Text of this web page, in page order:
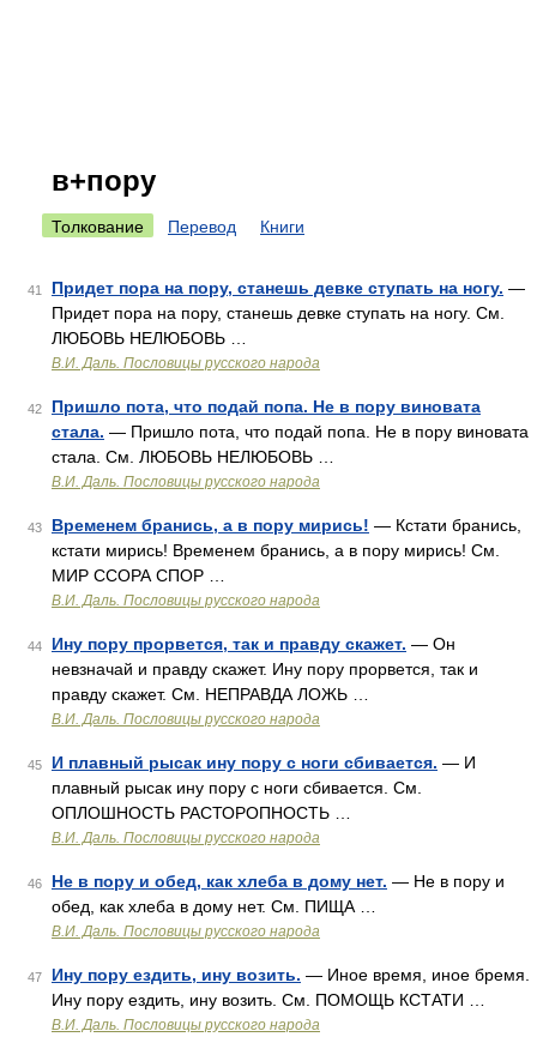
в+пору
Толкование Перевод Книги
41 Придет пора на пору, станешь девке ступать на ногу. —
Придет пора на пору, станешь девке ступать на ногу. См.
ЛЮБОВЬ НЕЛЮБОВЬ …
В.И. Даль. Пословицы русского народа
42
Пришло пота, что подай попа. Не в пору виновата
стала. — Пришло пота, что подай попа. Не в пору виновата
стала. См. ЛЮБОВЬ НЕЛЮБОВЬ …
В.И. Даль. Пословицы русского народа
43 Временем бранись, а в пору мирись! — Кстати бранись,
кстати мирись! Временем бранись, а в пору мирись! См.
МИР ССОРА СПОР …
В.И. Даль. Пословицы русского народа
44 Ину пору прорвется, так и правду скажет. — Он
невзначай и правду скажет. Ину пору прорвется, так и
правду скажет. См. НЕПРАВДА ЛОЖЬ …
В.И. Даль. Пословицы русского народа
45 И плавный рысак ину пору с ноги сбивается. — И
плавный рысак ину пору с ноги сбивается. См.
ОПЛОШНОСТЬ РАСТОРОПНОСТЬ …
В.И. Даль. Пословицы русского народа
46 Не в пору и обед, как хлеба в дому нет. — Не в пору и
обед, как хлеба в дому нет. См. ПИЩА …
В.И. Даль. Пословицы русского народа
47 Ину пору ездить, ину возить. — Иное время, иное бремя.
Ину пору ездить, ину возить. См. ПОМОЩЬ КСТАТИ …
В.И. Даль. Пословицы русского народа